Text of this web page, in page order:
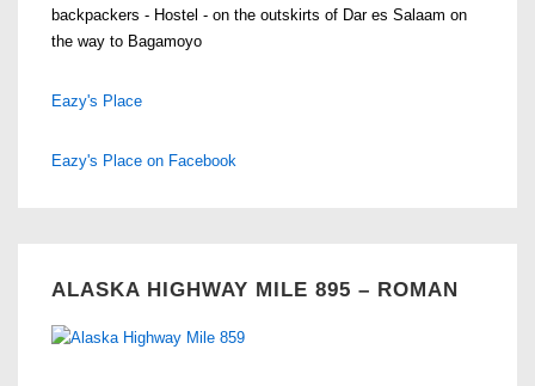
backpackers - Hostel - on the outskirts of Dar es Salaam on
the way to Bagamoyo
Eazy's Place
Eazy's Place on Facebook
ALASKA HIGHWAY MILE 895 – ROMAN